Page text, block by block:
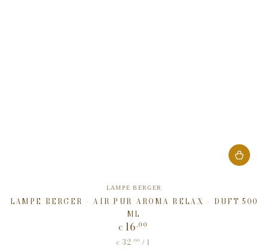
Verkäufer/in:
LAMPE BERGER
LAMPE BERGER - AIR PUR AROMA RELAX - DUFT 500
ML
Regulärer
Preis
€ 16,00
Stückpreis
€ 32,00 / pro
l